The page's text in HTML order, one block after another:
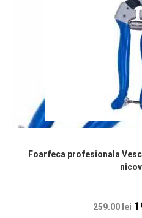
Foarfeca profesionala
259.00lei